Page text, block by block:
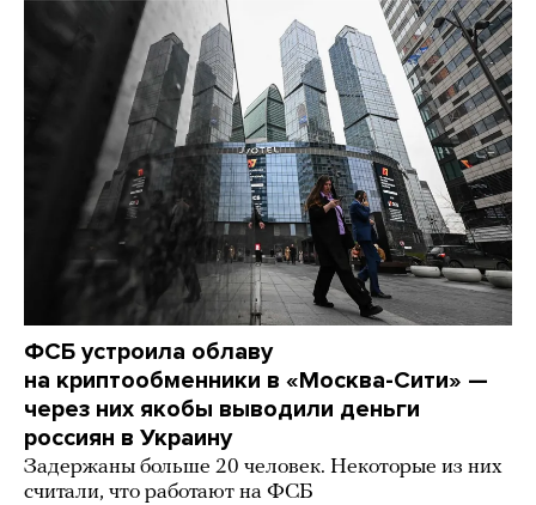
ФСБ устроила облаву
на криптообменники в «Москва-Сити» —
через них якобы выводили деньги
россиян в Украину
Задержаны больше 20 человек. Некоторые из них
считали, что работают на ФСБ